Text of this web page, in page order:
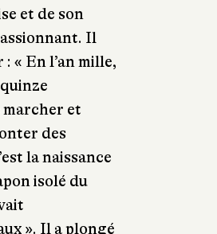
et de son
Il
« En l’an mille,
marcher et
des
la naissance
isolé du
». Il a plongé